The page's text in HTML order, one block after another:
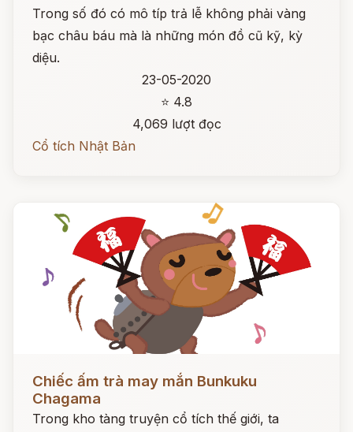
Trong số đó có mô típ trả lễ không phải vàng
bạc châu báu mà là những món đồ cũ kỹ, kỳ
diệu.
23-05-2020
⭐ 4.8
4,069 lượt đọc
Cổ tích Nhật Bản
Đọc ngay
Chiếc ấm trà may mắn Bunkuku
Chagama
Trong kho tàng truyện cổ tích thế giới, ta